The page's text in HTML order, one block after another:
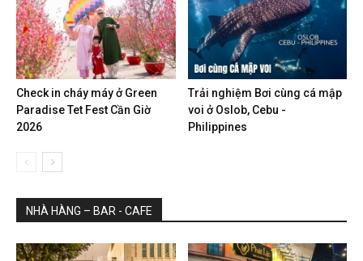
Check in cháy máy ở Green
Paradise Tet Fest Cần Giờ
2026
Trải nghiệm Bơi cùng cá mập
voi ở Oslob, Cebu -
Philippines
NHÀ HÀNG – BAR - CAFE